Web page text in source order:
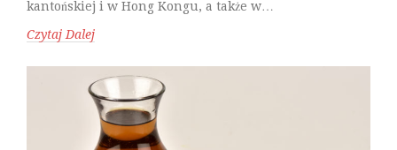
kantońskiej i w Hong Kongu, a także w…
Czytaj Dalej